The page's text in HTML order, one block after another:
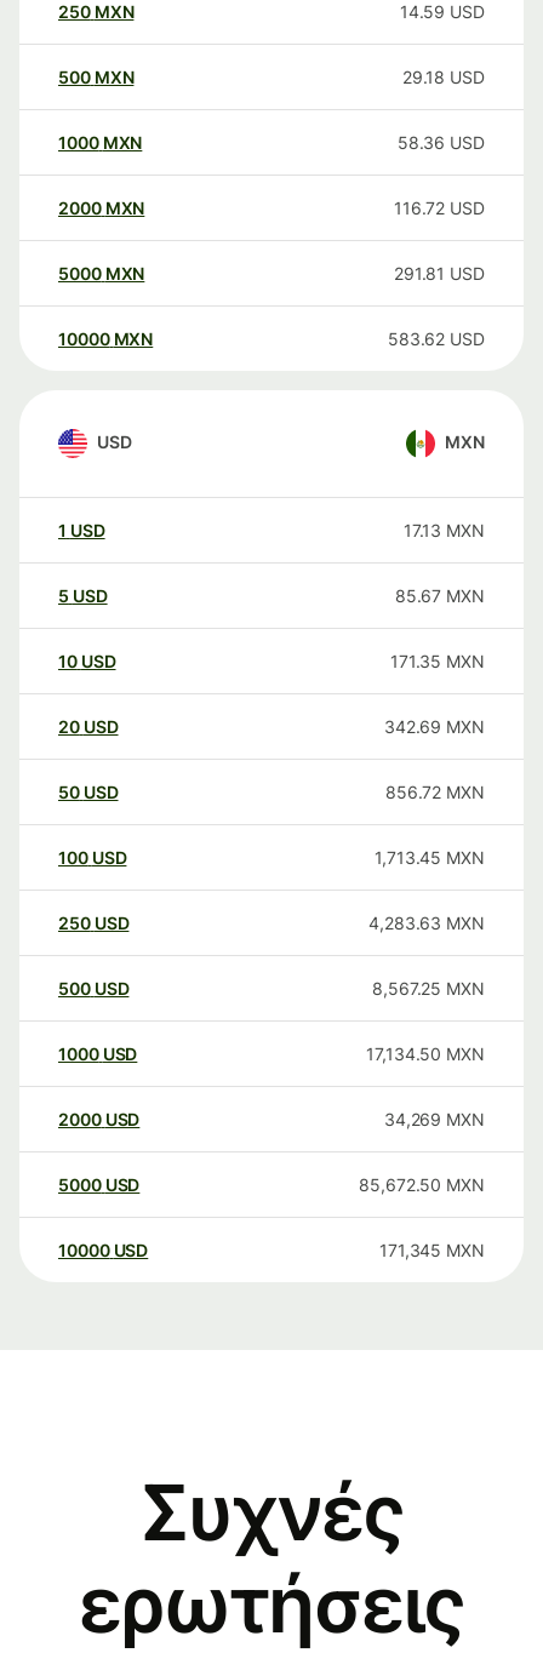
250 MXN 14.59 USD
500 MXN 29.18 USD
1000 MXN 58.36 USD
2000 MXN 116.72 USD
5000 MXN 291.81 USD
10000 MXN 583.62 USD
USD MXN
1 USD 17.13 MXN
5 USD 85.67 MXN
10 USD 171.35 MXN
20 USD 342.69 MXN
50 USD 856.72 MXN
100 USD 1,713.45 MXN
250 USD 4,283.63 MXN
500 USD 8,567.25 MXN
1000 USD 17,134.50 MXN
2000 USD 34,269 MXN
5000 USD 85,672.50 MXN
10000 USD 171,345 MXN
Συχνές
ερωτήσεις